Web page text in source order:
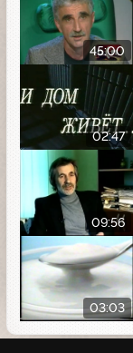
45:00
02:47
09:56
03:03